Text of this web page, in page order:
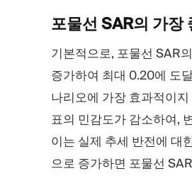
포물선 SAR의 가장
기본적으로, 포물선 SAR
증가하여 최대 0.20에 도
나리오에 가장 효과적이
표의 민감도가 감소하여,
이는 실제 추세 반전에 대
으로 증가하면 포물선